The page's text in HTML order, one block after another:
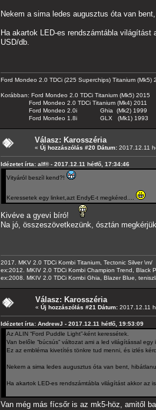
Nekem a sima ledes augusztus óta van
Ha akartok LED-es rendszámtábla
USD/db.
Ford Mondeo 2.0 TDCi (225 Superchips) Titanium (Mk5)
Korábban: Ford Mondeo 2.0 TDCi Titanium (Mk5) 2015
Ford Mondeo 2.0 TDCi Titanium (Mk4) 2011
Ford Mondeo 2.0i Ghia (Mk2) 1999
Ford Mondeo 1.8i GLX (Mk1) 1993
Válasz: Karosszéria
« Új hozzászólás #20 Dátum: 2017.12.11
Idézetet írta: alf® - 2017.12.11 hétfő, 17:34:46
Vityáról beszíl kend?!
Keressetek egy linket,azt EndyE-t megkéred....
Kivéve a gyevi bíró!
Na jó, összeszövetkezünk, ósztán
2017. MKV 2.0 TDCi Kombi Titanium, Tectonic Silver \m/
ex:2012. MKIV 2.0 TDCi Kombi Champion Trend, Black
ex:2008. MKIV 2.0 TDCi Kombi Ghia, Blazer Blue,
Válasz: Karosszéria
« Új hozzászólás #21 Dátum: 2017.12.11
Idézetet írta: AndrewJ - 2017.12.11 hétfő, 19:53:09
Az ALIN “Ford Puddle Light”-ként keressétek.
Van belőle “búcsús” változat ami a led világítással
Ez az embléma kivetítés tönkre tud menni, és izlés
Nekem a sima ledes augusztus óta van bent,
Ha akartok LED-es rendszámtábla világítást akkor az
Van még más fícsőr is az mk5-höz, amitől